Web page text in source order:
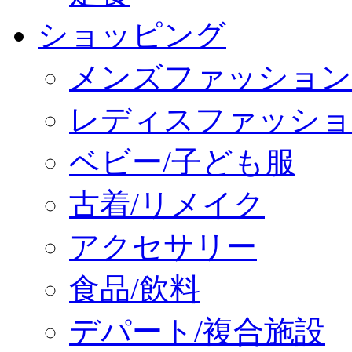
ショッピング
メンズファッション
レディスファッシ
ベビー/子ども服
古着/リメイク
アクセサリー
食品/飲料
デパート/複合施設